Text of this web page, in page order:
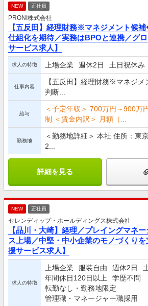
NEW 正社員
PRONI株式会社
【五反田】経理財務※マネジメント候
仕組化を期待／実務はBPOと連携／グ
サービス求人】
求人の特徴 上場企業 週休2日 土日祝休み
仕事内容
【五反田】経理財務※マネジ
判断...
給与
＜予定年収＞ 700万円～900万
制 ＜賃金内訳＞ 月額（...
勤務地
＜勤務地詳細＞ 本社 住所：東
2...
詳細を見る
NEW 正社員
セレンディップ・ホールディングス株式会社
【品川・大崎】経理／プレイングマネ
ス上場／中堅・中小企業のモノづくり
援サービス求人】
求人の特徴
上場企業 服装自由 週休2日
年間休日120日以上
学歴不問
転勤なし・勤務地限定
管理職・マネージャー職採用